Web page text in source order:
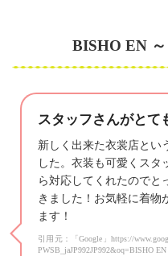
BISHO EN
スタッフさんがとて
新しく出来た衣裳店とい
した。衣装も可愛くスタ
ら対応してくれたのでと
きました！お気軽に着物
ます！
引用元：「Google」https://
PWSB_jaJP992JP992&oq=BISHO